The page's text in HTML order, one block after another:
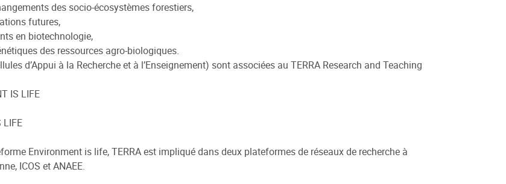
des socio-écosystèmes forestiers,
futures,
en biotechnologie,
des ressources agro-biologiques.
d’Appui à la Recherche et à l’Enseignement) sont associées au TERRA Research and Teaching
IS LIFE
LIFE
Environment is life, TERRA est impliqué dans deux plateformes de réseaux de recherche à
ICOS et ANAEE.